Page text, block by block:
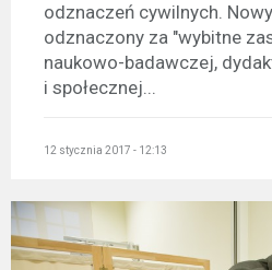
odznaczeń cywilnych.
odznaczony za "wybitne
naukowo-badawczej,
i społecznej...
12 stycznia 2017 - 12:13